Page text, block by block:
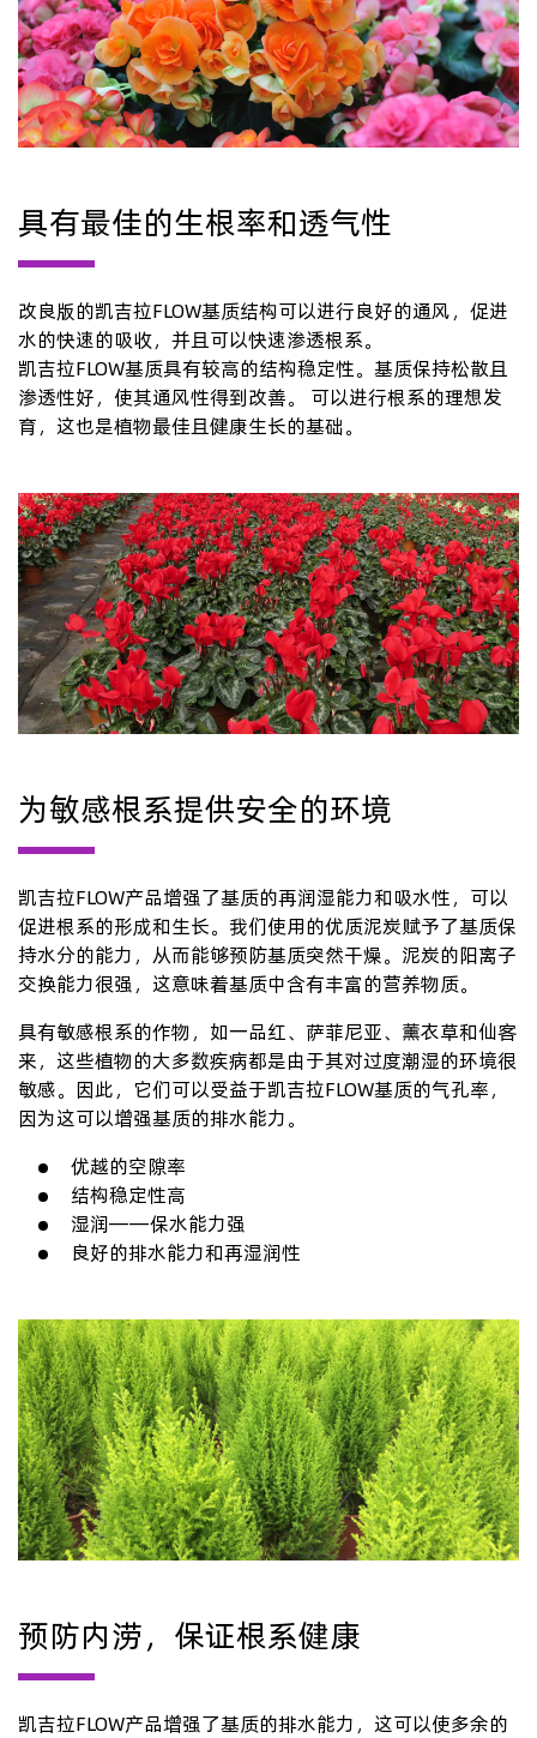
具有最佳的生根率和透气性
改良版的凯吉拉FLOW基质结构可以进行良好的通风，促进
水的快速的吸收，并且可以快速渗透根系。
凯吉拉FLOW基质具有较高的结构稳定性。基质保持松散且
渗透性好，使其通风性得到改善。 可以进行根系的理想发
育，这也是植物最佳且健康生长的基础。
为敏感根系提供安全的环境
凯吉拉FLOW产品增强了基质的再润湿能力和吸水性，可以
促进根系的形成和生长。我们使用的优质泥炭赋予了基质保
持水分的能力，从而能够预防基质突然干燥。泥炭的阳离子
交换能力很强，这意味着基质中含有丰富的营养物质。
具有敏感根系的作物，如一品红、萨菲尼亚、薰衣草和仙客
来，这些植物的大多数疾病都是由于其对过度潮湿的环境很
敏感。因此，它们可以受益于凯吉拉FLOW基质的气孔率，
因为这可以增强基质的排水能力。
优越的空隙率
结构稳定性高
湿润——保水能力强
良好的排水能力和再湿润性
预防内涝，保证根系健康
凯吉拉FLOW产品增强了基质的排水能力，这可以使多余的